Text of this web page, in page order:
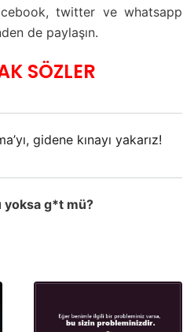
twitter ve whatsapp
de paylaşın.
SÖZLER
gidene kınayı yakarız!
yoksa g*t mü?